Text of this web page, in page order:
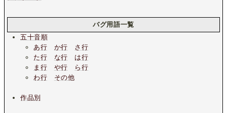
バグ用語一覧
五十音順
あ行
か行
さ行
た行
な行
は行
ま行
や行
ら行
わ行
その他
作品別